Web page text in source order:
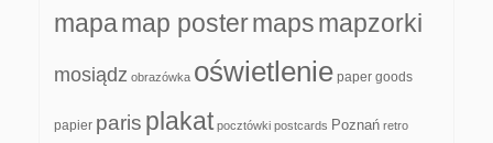
mapamap postermapsmapzorki
mosiądz obrazówka oświetlenie paper goods
papier paris plakat pocztówki postcards Poznań retro